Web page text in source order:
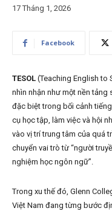
17 Tháng 1, 2026
Facebook
TESOL (Teaching English
nhìn nhận như một nền
đặc biệt trong bối cảnh
cụ học tập, làm việc và hội
vào vị trí trung tâm của quá
chuyển vai trò từ “người
nghiệm học ngôn ngữ”.
Trong xu thế đó, Glenn
Việt Nam đang từng bước